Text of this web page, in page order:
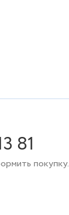
81
покупку.